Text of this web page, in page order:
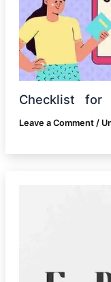
Checklist for
Leave a Comment /